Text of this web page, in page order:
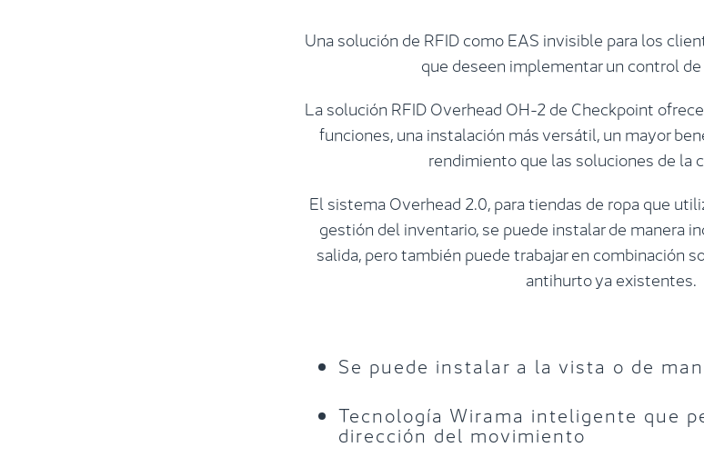
Una solución de RFID como EAS invisible para los
que deseen implementar un control
La solución RFID Overhead OH-2 de Checkpoint
funciones, una instalación más versátil, un mayor
rendimiento que las soluciones de la
El sistema Overhead 2.0, para tiendas de ropa que
gestión del inventario, se puede instalar de manera
salida, pero también puede trabajar en combinación
antihurto ya existentes.
Se puede instalar a la vista o de
Tecnología Wirama inteligente que
dirección del movimiento